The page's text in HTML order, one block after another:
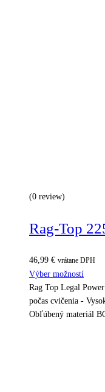
(0 review)
Rag-Top
46,99 € vrátane DPH
Výber možností
Rag Top Legal
počas cvičenia -
Obľúbený materiál